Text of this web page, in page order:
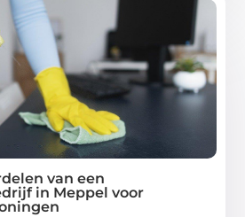
van een
in Meppel voor